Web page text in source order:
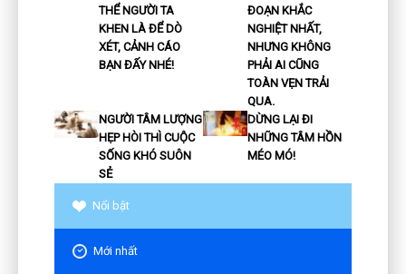
THỂ NGƯỜI TA
KHEN LÀ ĐỂ DÒ
XÉT, CẢNH CÁO
BẠN ĐẤY NHÉ!
ĐOẠN KHẮC
NGHIỆT NHẤT,
NHƯNG KHÔNG
PHẢI AI CŨNG
TOÀN VẸN TRẢI
QUA.
NGƯỜI TÂM LƯỢNG
HẸP HÒI THÌ CUỘC
SỐNG KHÓ SUÔN
SẺ
DỪNG LẠI ĐI
NHỮNG TÂM HỒN
MÉO MÓ!
Nổi bật
Mới nhất